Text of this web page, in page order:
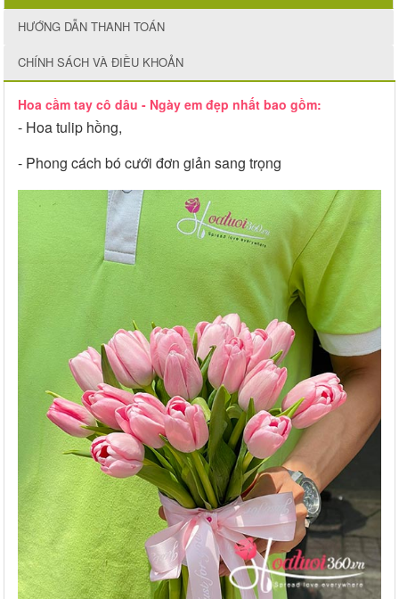
HƯỚNG DẪN THANH TOÁN
CHÍNH SÁCH VÀ ĐIỀU KHOẢN
Hoa cầm tay cô dâu - Ngày em đẹp nhất bao gồm:
- Hoa tulip hồng,
- Phong cách bó cưới đơn giản sang trọng